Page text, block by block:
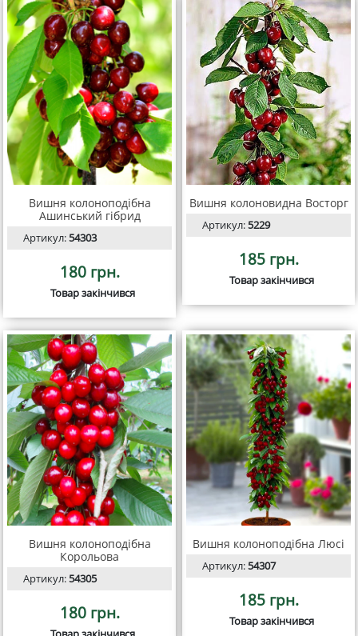
Вишня колоноподібна
Ашинський гібрид
Артикул:54303
180 грн.
Товар закінчився
Вишня колоновидна Восторг
Артикул:5229
185 грн.
Товар закінчився
Вишня колоноподібна
Корольова
Артикул:54305
180 грн.
Вишня колоноподібна Люсі
Артикул:54307
185 грн.
Товар закінчився